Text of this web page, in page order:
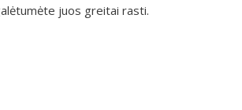
juos greitai rasti.